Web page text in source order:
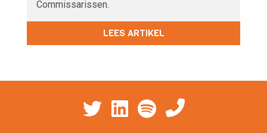
Commissarissen.
LEES ARTIKEL